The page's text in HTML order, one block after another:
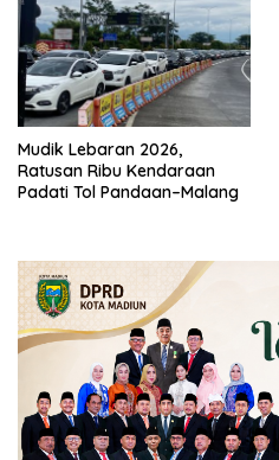
Mudik Lebaran 2026,
Ratusan Ribu Kendaraan
Padati Tol Pandaan–Malang